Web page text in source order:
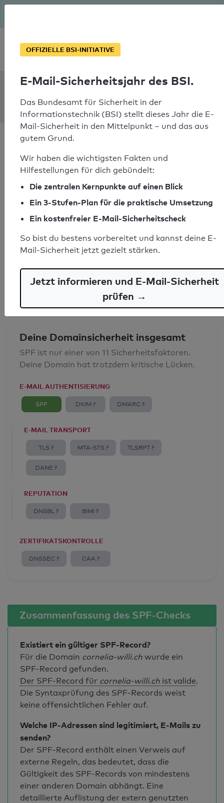
Soforthilfe bei Notfällen
cornelia-willi.ch
SPF-Check bestanden
Ihr SPF-Record Prüfergebnis
Syntaxprüfung: 0 Fehler
E-Mail-Spoofingschutz: Gut
Deine Domainsicherheit insgesamt
SPF ist nur einer von 11 Sicherheitsfaktoren.
Deine Domain hat trotzdem kritische Lücken.
E-MAIL AUTHENTISIERUNG
SPF DKIM ? DMARC ?
E-MAIL TRANSPORT
TLS ? MTA-STS ? TLSRPT ?
DANE ?
REPUTATION
DNSBL ? BIMI ?
ZERTIFIKATSKONTROLLE
DNSSEC ? CAA ?
Zusammenfassung des SPF-Checks
Existiert ein gültiger SPF-Record?
Für die Domain cornelia-willi.ch wurde ein
SPF-Record gefunden.
Der SPF-Record für cornelia-willi.ch ist valide.
Die Syntaxprüfung des SPF-Records weist
keine offensichtlichen Fehler auf.
Welche IP-Adressen sind legitimiert, E-Mails zu
senden?
Der SPF-Record enthält einen Verweis auf
externe Regeln, das bedeutet, dass die
Gültigkeit des SPF-Records von mindestens
einer anderen Domain abhängt. Eine
detaillierte Auflistung der extern genutzten
OFFIZIELLE BSI-INITIATIVE
E-Mail-Sicherheitsjahr des BSI.
Das Bundesamt für Sicherheit in der
Informationstechnik (BSI) stellt dieses Jahr die E-
Mail-Sicherheit in den Mittelpunkt – und das aus
gutem Grund.
Wir haben die wichtigsten Fakten und
Hilfestellungen für dich gebündelt:
Die zentralen Kernpunkte auf einen Blick
Ein 3-Stufen-Plan für die praktische Umsetzung
Ein kostenfreier E-Mail-Sicherheitscheck
So bist du bestens vorbereitet und kannst deine E-
Mail-Sicherheit jetzt gezielt stärken.
Jetzt informieren und E-Mail-Sicherheit
prüfen →